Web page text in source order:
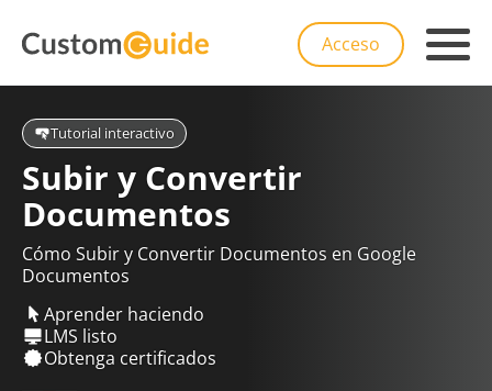
Acceso
Tutorial interactivo
Subir y Convertir
Documentos
Cómo Subir y Convertir Documentos en Google
Documentos
Aprender haciendo
LMS listo
Obtenga certificados